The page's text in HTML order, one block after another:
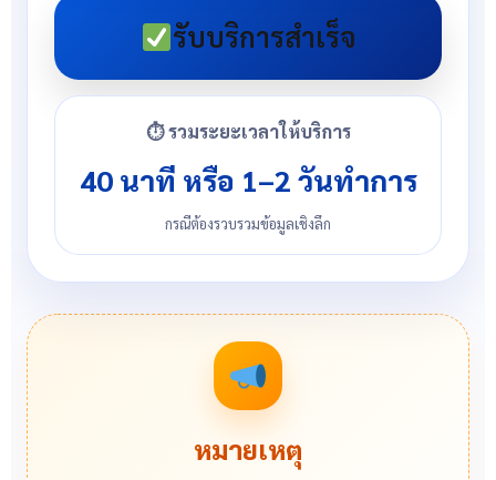
รับบริการสำเร็จ
⏱ รวมระยะเวลาให้บริการ
40 นาที หรือ 1–2 วันทำการ
กรณีต้องรวบรวมข้อมูลเชิงลึก
หมายเหตุ